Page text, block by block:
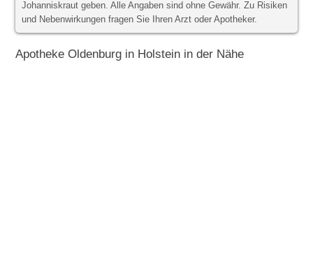
Johanniskraut geben. Alle Angaben sind ohne Gewähr. Zu Risiken
und Nebenwirkungen fragen Sie Ihren Arzt oder Apotheker.
Apotheke Oldenburg in Holstein in der Nähe